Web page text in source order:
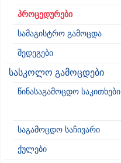
პროცედურები
სამაგისტრო გამოცდა
შედეგები
სასკოლო გამოცდები
წინასაგამოცდო საკითხები
საგამოცდო საჩივარი
ქულები